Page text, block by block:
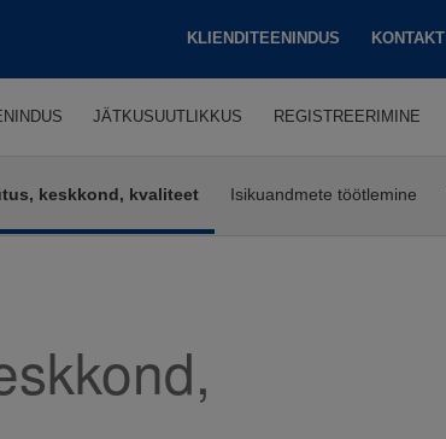
JÄTKUSUUTLIKKUS REGISTREERIMINE
KLIENDITEENINDUS KONTAKT
keskkond, kvaliteet Isikuandmete töötlemine